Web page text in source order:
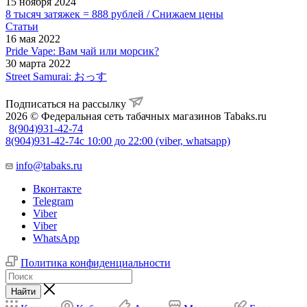
8 тысяч затяжек = 888 рублей / Снижаем цены
Статьи
16 мая 2022
Pride Vape: Вам чай или морсик?
30 марта 2022
Street Samurai: おっす
Подписаться на рассылку
2026 © Федеральная сеть табачных магазинов Tabaks.ru
8(904)931-42-74
8(904)931-42-74с 10:00 до 22:00 (viber, whatsapp)
info@tabaks.ru
Вконтакте
Telegram
Viber
Viber
WhatsApp
Политика конфиденциальности
Найти